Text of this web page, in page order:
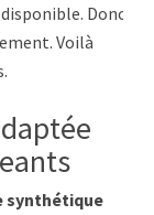
Donc,
Voilà
synthétique